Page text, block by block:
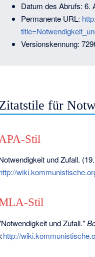
Datum des Abrufs: 6.
Permanente URL:
Versionskennung:
für
APA-Stil
und Zufall.
Stil
und Zufall."
http://